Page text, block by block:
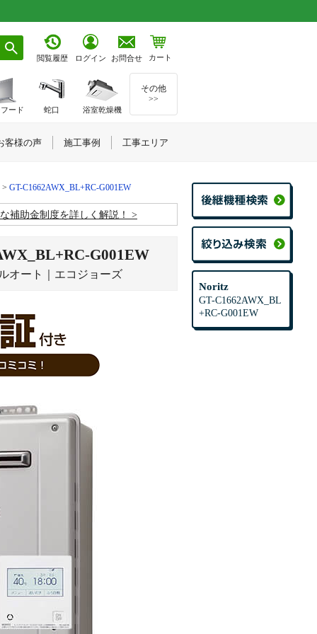
Noritz
GT-C1662AWX_BL
+RC-G001EW
閲覧履歴 ログイン お問合せ カート
GT-C1662AWX_BL+RC-G001EW
補助金制度を詳しく解説！
G001EW
オート｜エコジョーズ
ード 蛇口 浴室乾燥機
その他
>>
客様の声 施工事例 工事エリア